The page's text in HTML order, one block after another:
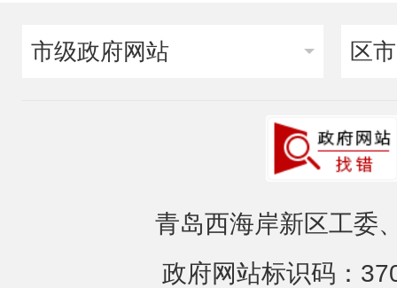
市级政府网站 区
青岛西海岸新区工委
政府网站标识码：